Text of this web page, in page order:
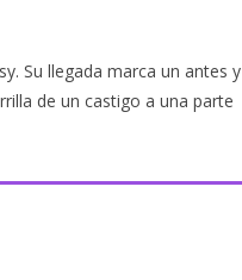
Su llegada marca un antes y
de un castigo a una parte